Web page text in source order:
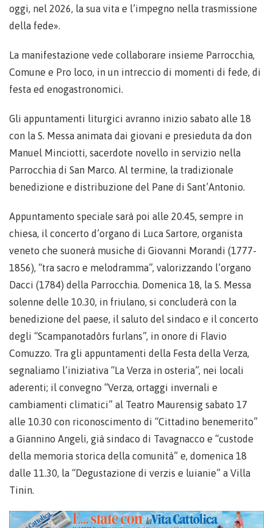
oggi, nel 2026, la sua vita e l’impegno nella trasmissione
della fede».
La manifestazione vede collaborare insieme Parrocchia,
Comune e Pro loco, in un intreccio di momenti di fede, di
festa ed enogastronomici.
Gli appuntamenti liturgici avranno inizio sabato alle 18
con la S. Messa animata dai giovani e presieduta da don
Manuel Minciotti, sacerdote novello in servizio nella
Parrocchia di San Marco. Al termine, la tradizionale
benedizione e distribuzione del Pane di Sant’Antonio.
Appuntamento speciale sarà poi alle 20.45, sempre in
chiesa, il concerto d’organo di Luca Sartore, organista
veneto che suonerà musiche di Giovanni Morandi (1777-
1856), “tra sacro e melodramma”, valorizzando l’organo
Dacci (1784) della Parrocchia. Domenica 18, la S. Messa
solenne delle 10.30, in friulano, si concluderà con la
benedizione del paese, il saluto del sindaco e il concerto
degli “Scampanotadôrs furlans”, in onore di Flavio
Comuzzo. Tra gli appuntamenti della Festa della Verza,
segnaliamo l’iniziativa “La Verza in osteria”, nei locali
aderenti; il convegno “Verza, ortaggi invernali e
cambiamenti climatici” al Teatro Maurensig sabato 17
alle 10.30 con riconoscimento di “Cittadino benemerito”
a Giannino Angeli, già sindaco di Tavagnacco e “custode
della memoria storica della comunità” e, domenica 18
dalle 11.30, la “Degustazione di verzis e luianie” a Villa
Tinin.